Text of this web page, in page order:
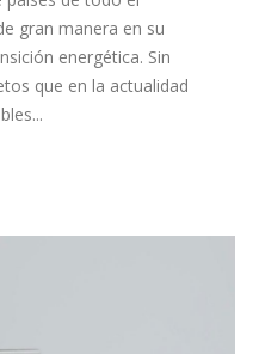
gran manera en su
energética. Sin
que en la actualidad